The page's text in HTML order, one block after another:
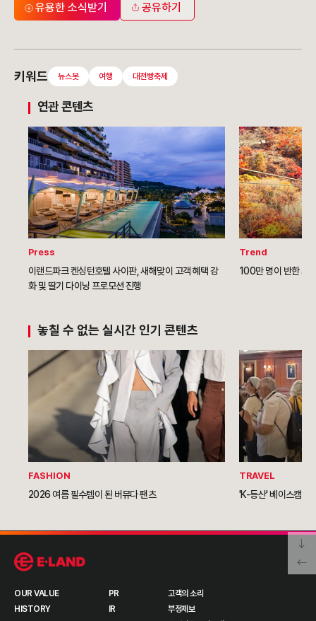
유용한 소식받기 공유하기
키워드 뉴스봇 여행 대전빵축제
연관 콘텐츠
Press
이랜드파크 켄싱턴호텔 사이판, 새해맞이 고객 혜택 강
화 및 딸기 다이닝 프로모션 진행
Trend
100만 명이 반한 가
놓칠 수 없는 실시간 인기 콘텐츠
FASHION
2026 여름 필수템이 된 버뮤다 팬츠
TRAVEL
'K-등산' 베이스캠프
OUR VALUE
HISTORY
PR
IR
고객의 소리
부정제보